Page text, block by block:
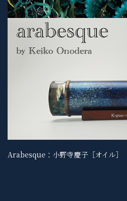
Arabesque：小野寺慶子［オイル］